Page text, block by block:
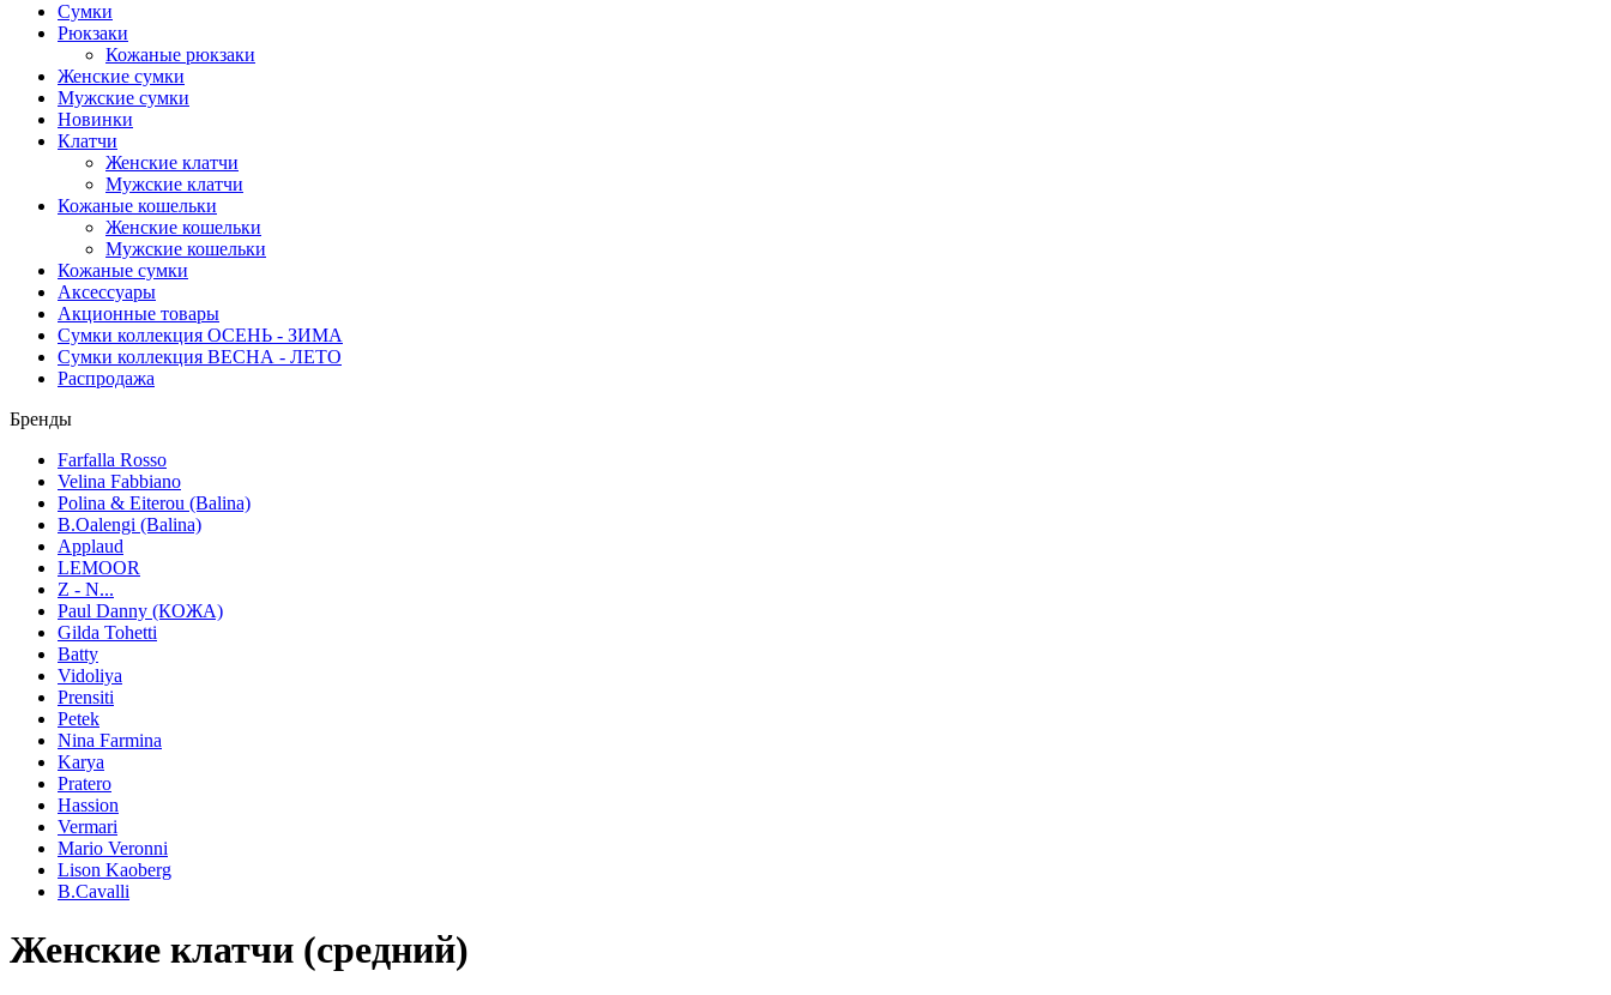
Сумки
Рюкзаки
Кожаные рюкзаки
Женские сумки
Мужские сумки
Новинки
Клатчи
Женские клатчи
Мужские клатчи
Кожаные кошельки
Женские кошельки
Мужские кошельки
Кожаные сумки
Аксессуары
Акционные товары
Сумки коллекция ОСЕНЬ - ЗИМА
Сумки коллекция ВЕСНА - ЛЕТО
Распродажа
Бренды
Farfalla Rosso
Velina Fabbiano
Polina & Eiterou (Balina)
B.Oalengi (Balina)
Applaud
LEMOOR
Z - N...
Paul Danny (КОЖА)
Gilda Tohetti
Batty
Vidoliya
Prensiti
Petek
Nina Farmina
Karya
Pratero
Hassion
Vermari
Mario Veronni
Lison Kaoberg
B.Cavalli
Женские клатчи (средний)